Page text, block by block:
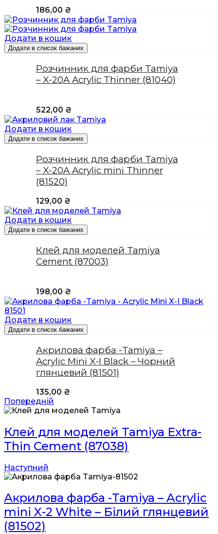
186,00 ₴
Додати в кошик
Додати в список бажаних
Розчинник для фарби Tamiya
– X-20A Acrylic Thinner (81040)
522,00 ₴
Додати в кошик
Додати в список бажаних
Розчинник для фарби Tamiya
– X-20A Acrylic mini Thinner
(81520)
129,00 ₴
Додати в кошик
Додати в список бажаних
Клей для моделей Tamiya
Cement (87003)
198,00 ₴
Додати в кошик
Додати в список бажаних
Акрилова фарба -Tamiya –
Acrylic Mini X-I Black – Чорний
глянцевий (81501)
135,00 ₴
Попередній
Клей для моделей Tamiya Extra-
Thin Cement (87038)
Наступний
Акрилова фарба -Tamiya – Acrylic
mini X-2 White – Білий глянцевий
(81502)